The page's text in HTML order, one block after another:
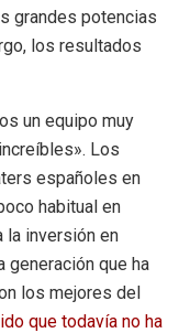
grandes potencias
los resultados
un equipo muy
Los
españoles en
habitual en
la inversión en
generación que ha
los mejores del
que todavía no ha